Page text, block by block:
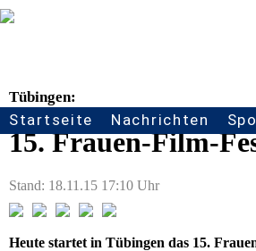
Seitennavigation
Startseite Nachrichten
Tübingen:
15. Frauen-Film-
Stand: 18.11.15 17:10 Uhr
Heute startet in Tübingen das 15.